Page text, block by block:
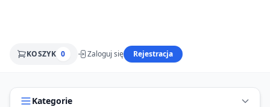
KOSZYK 0 Zaloguj się Rejestracja
Kategorie